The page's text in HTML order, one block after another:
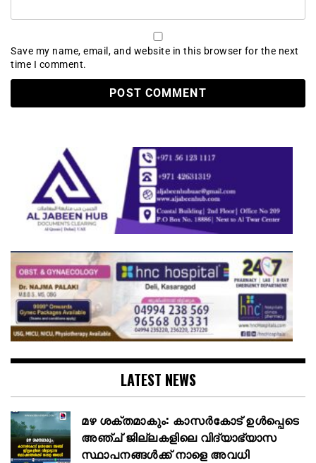
Save my name, email, and website in this browser for the next
time I comment.
LATEST NEWS
മഴ ശക്തമാകും: കാസർകോട് ഉൾപ്പെടെ
അഞ്ച് ജില്ലകളിലെ വിദ്യാഭ്യാസ
സ്ഥാപനങ്ങൾക്ക് നാളെ അവധി